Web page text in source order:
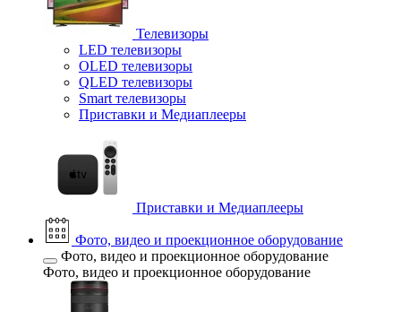
Телевизоры
LED телевизоры
OLED телевизоры
QLED телевизоры
Smart телевизоры
Приставки и Медиаплееры
Приставки и Медиаплееры
Фото, видео и проекционное оборудование
Фото, видео и проекционное оборудование
Фото, видео и проекционное оборудование